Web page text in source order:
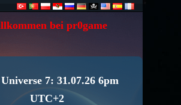
bei pr0game
7: 31.07.26 6pm
UTC+2